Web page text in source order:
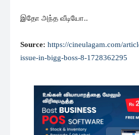
இதோ அந்த வீடியோ..
Source: https://cineulagam.com/
issue-in-bigg-boss-8-1728362295